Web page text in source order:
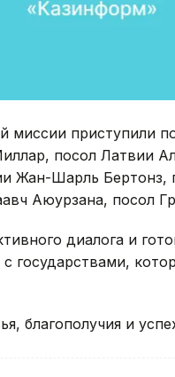
миссии приступили
посол Латвии
Жан-Шарль Бертонз,
Аюурзана, посол
диалога и
государствами,
благополучия и